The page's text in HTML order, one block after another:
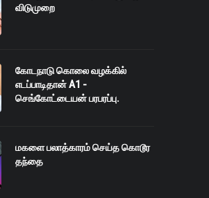
விடுமுறை
கோடநாடு கொலை வழக்கில்
எடப்பாடிதான் A1 -
செங்கோட்டையன் பரபரப்பு.
மகளை பலாத்காரம் செய்த கொடூர
தந்தை